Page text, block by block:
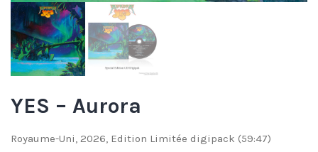
YES – Aurora
Royaume-Uni, 2026, Edition Limitée digipack (59:47)